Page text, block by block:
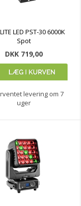
LED PST-30 6000K
Spot
DKK 719,00
levering om 7
uger